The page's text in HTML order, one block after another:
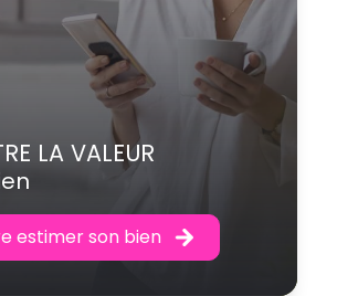
LA VALEUR
estimer son bien